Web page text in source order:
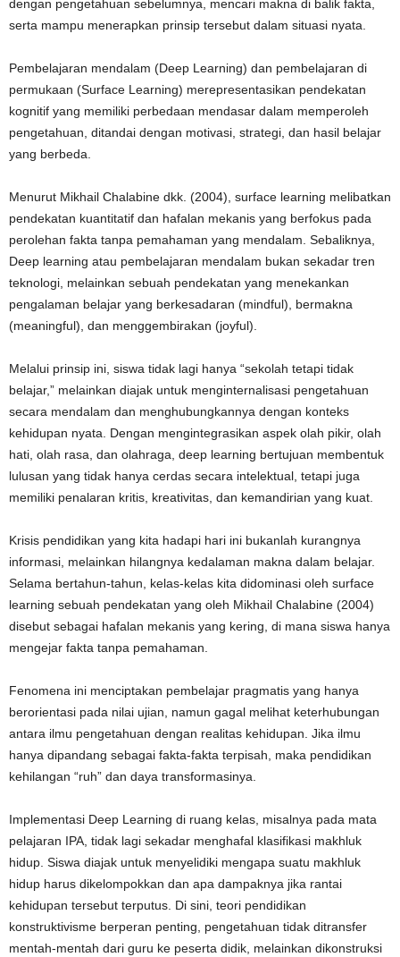
dengan pengetahuan sebelumnya, mencari makna di balik fakta,
serta mampu menerapkan prinsip tersebut dalam situasi nyata.
Pembelajaran mendalam (Deep Learning) dan pembelajaran di
permukaan (Surface Learning) merepresentasikan pendekatan
kognitif yang memiliki perbedaan mendasar dalam memperoleh
pengetahuan, ditandai dengan motivasi, strategi, dan hasil belajar
yang berbeda.
Menurut Mikhail Chalabine dkk. (2004), surface learning melibatkan
pendekatan kuantitatif dan hafalan mekanis yang berfokus pada
perolehan fakta tanpa pemahaman yang mendalam. Sebaliknya,
Deep learning atau pembelajaran mendalam bukan sekadar tren
teknologi, melainkan sebuah pendekatan yang menekankan
pengalaman belajar yang berkesadaran (mindful), bermakna
(meaningful), dan menggembirakan (joyful).
Melalui prinsip ini, siswa tidak lagi hanya “sekolah tetapi tidak
belajar,” melainkan diajak untuk menginternalisasi pengetahuan
secara mendalam dan menghubungkannya dengan konteks
kehidupan nyata. Dengan mengintegrasikan aspek olah pikir, olah
hati, olah rasa, dan olahraga, deep learning bertujuan membentuk
lulusan yang tidak hanya cerdas secara intelektual, tetapi juga
memiliki penalaran kritis, kreativitas, dan kemandirian yang kuat.
Krisis pendidikan yang kita hadapi hari ini bukanlah kurangnya
informasi, melainkan hilangnya kedalaman makna dalam belajar.
Selama bertahun-tahun, kelas-kelas kita didominasi oleh surface
learning sebuah pendekatan yang oleh Mikhail Chalabine (2004)
disebut sebagai hafalan mekanis yang kering, di mana siswa hanya
mengejar fakta tanpa pemahaman.
Fenomena ini menciptakan pembelajar pragmatis yang hanya
berorientasi pada nilai ujian, namun gagal melihat keterhubungan
antara ilmu pengetahuan dengan realitas kehidupan. Jika ilmu
hanya dipandang sebagai fakta-fakta terpisah, maka pendidikan
kehilangan “ruh” dan daya transformasinya.
Implementasi Deep Learning di ruang kelas, misalnya pada mata
pelajaran IPA, tidak lagi sekadar menghafal klasifikasi makhluk
hidup. Siswa diajak untuk menyelidiki mengapa suatu makhluk
hidup harus dikelompokkan dan apa dampaknya jika rantai
kehidupan tersebut terputus. Di sini, teori pendidikan
konstruktivisme berperan penting, pengetahuan tidak ditransfer
mentah-mentah dari guru ke peserta didik, melainkan dikonstruksi